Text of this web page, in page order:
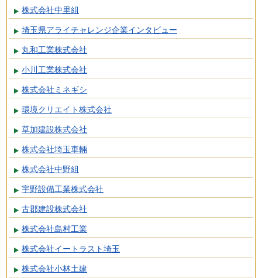
株式会社中里組
埼玉県アライチャレンジ企業インタビュー
丸和工業株式会社
小川工業株式会社
株式会社ミネギシ
環境クリエイト株式会社
草加建設株式会社
株式会社埼玉車輛
株式会社中野組
宇野設備工業株式会社
古郡建設株式会社
株式会社島村工業
株式会社イートラスト埼玉
株式会社小林土建